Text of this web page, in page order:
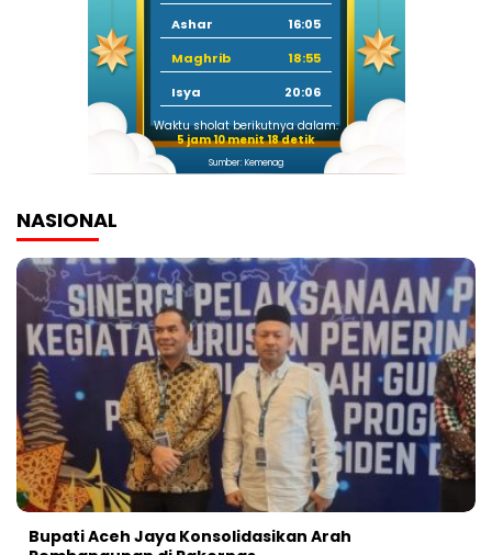
Ashar
16:05
Maghrib
18:55
Isya
20:06
Waktu sholat berikutnya dalam:
5 jam 10 menit 17 detik
Sumber: Kemenag
NASIONAL
Bupati Aceh Jaya Konsolidasikan Arah